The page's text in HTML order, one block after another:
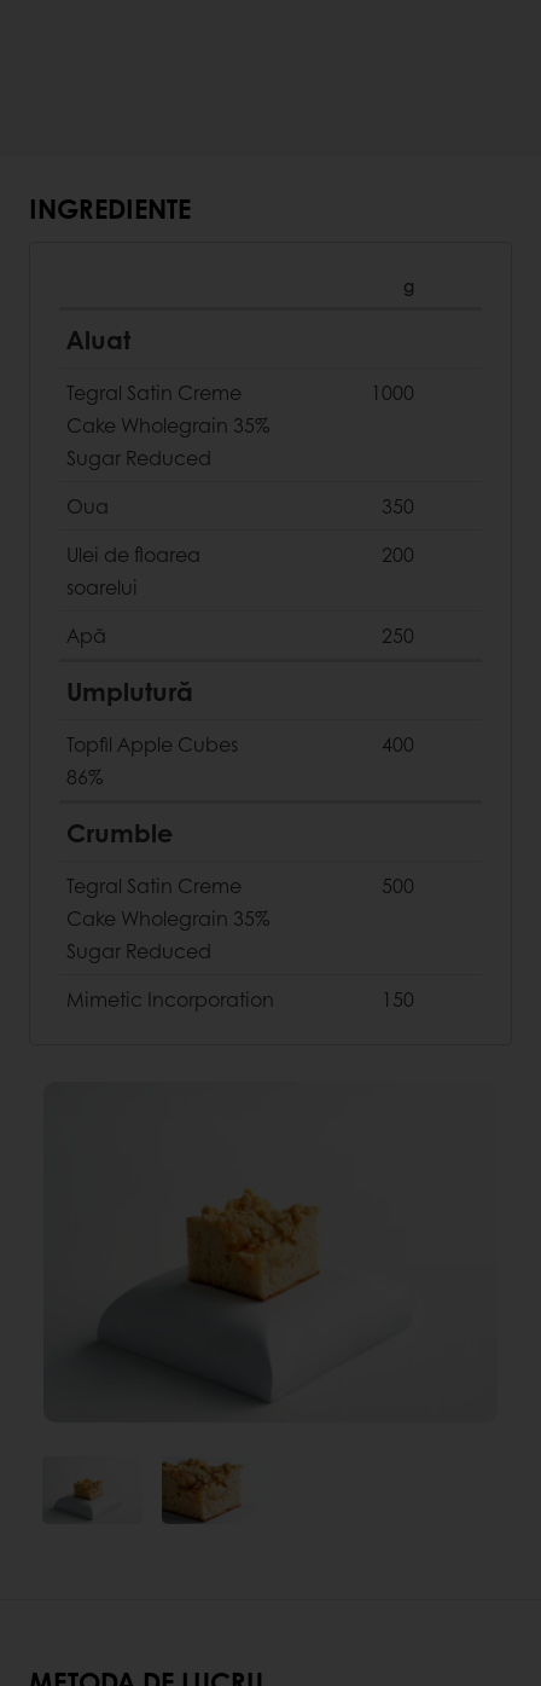
INGREDIENTE
g
Aluat
Tegral Satin Creme
Cake Wholegrain 35%
Sugar Reduced
1000
Oua
350
Ulei de floarea
soarelui
200
Apă 250
Umplutură
Topfil Apple Cubes
86%
400
Crumble
Tegral Satin Creme
Cake Wholegrain 35%
Sugar Reduced
500
Mimetic Incorporation 150